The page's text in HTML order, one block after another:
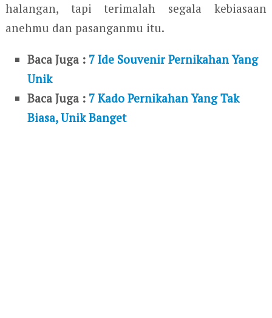
halangan, tapi terimalah segala kebiasaan
anehmu dan pasanganmu itu.
Baca Juga : 7 Ide Souvenir Pernikahan Yang
Unik
Baca Juga : 7 Kado Pernikahan Yang Tak
Biasa, Unik Banget